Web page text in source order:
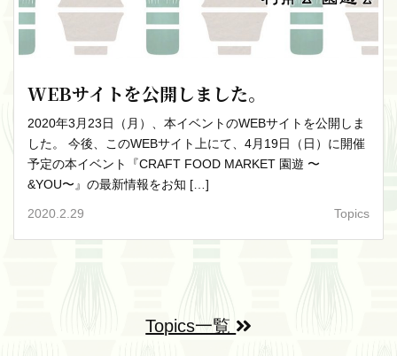
WEBサイトを公開しました。
2020年3月23日（月）、本イベントのWEBサイトを公開しま
した。 今後、このWEBサイト上にて、4月19日（日）に開催
予定の本イベント『CRAFT FOOD MARKET 園遊 〜
&YOU〜』の最新情報をお知 […]
2020.2.29 Topics
Topics一覧